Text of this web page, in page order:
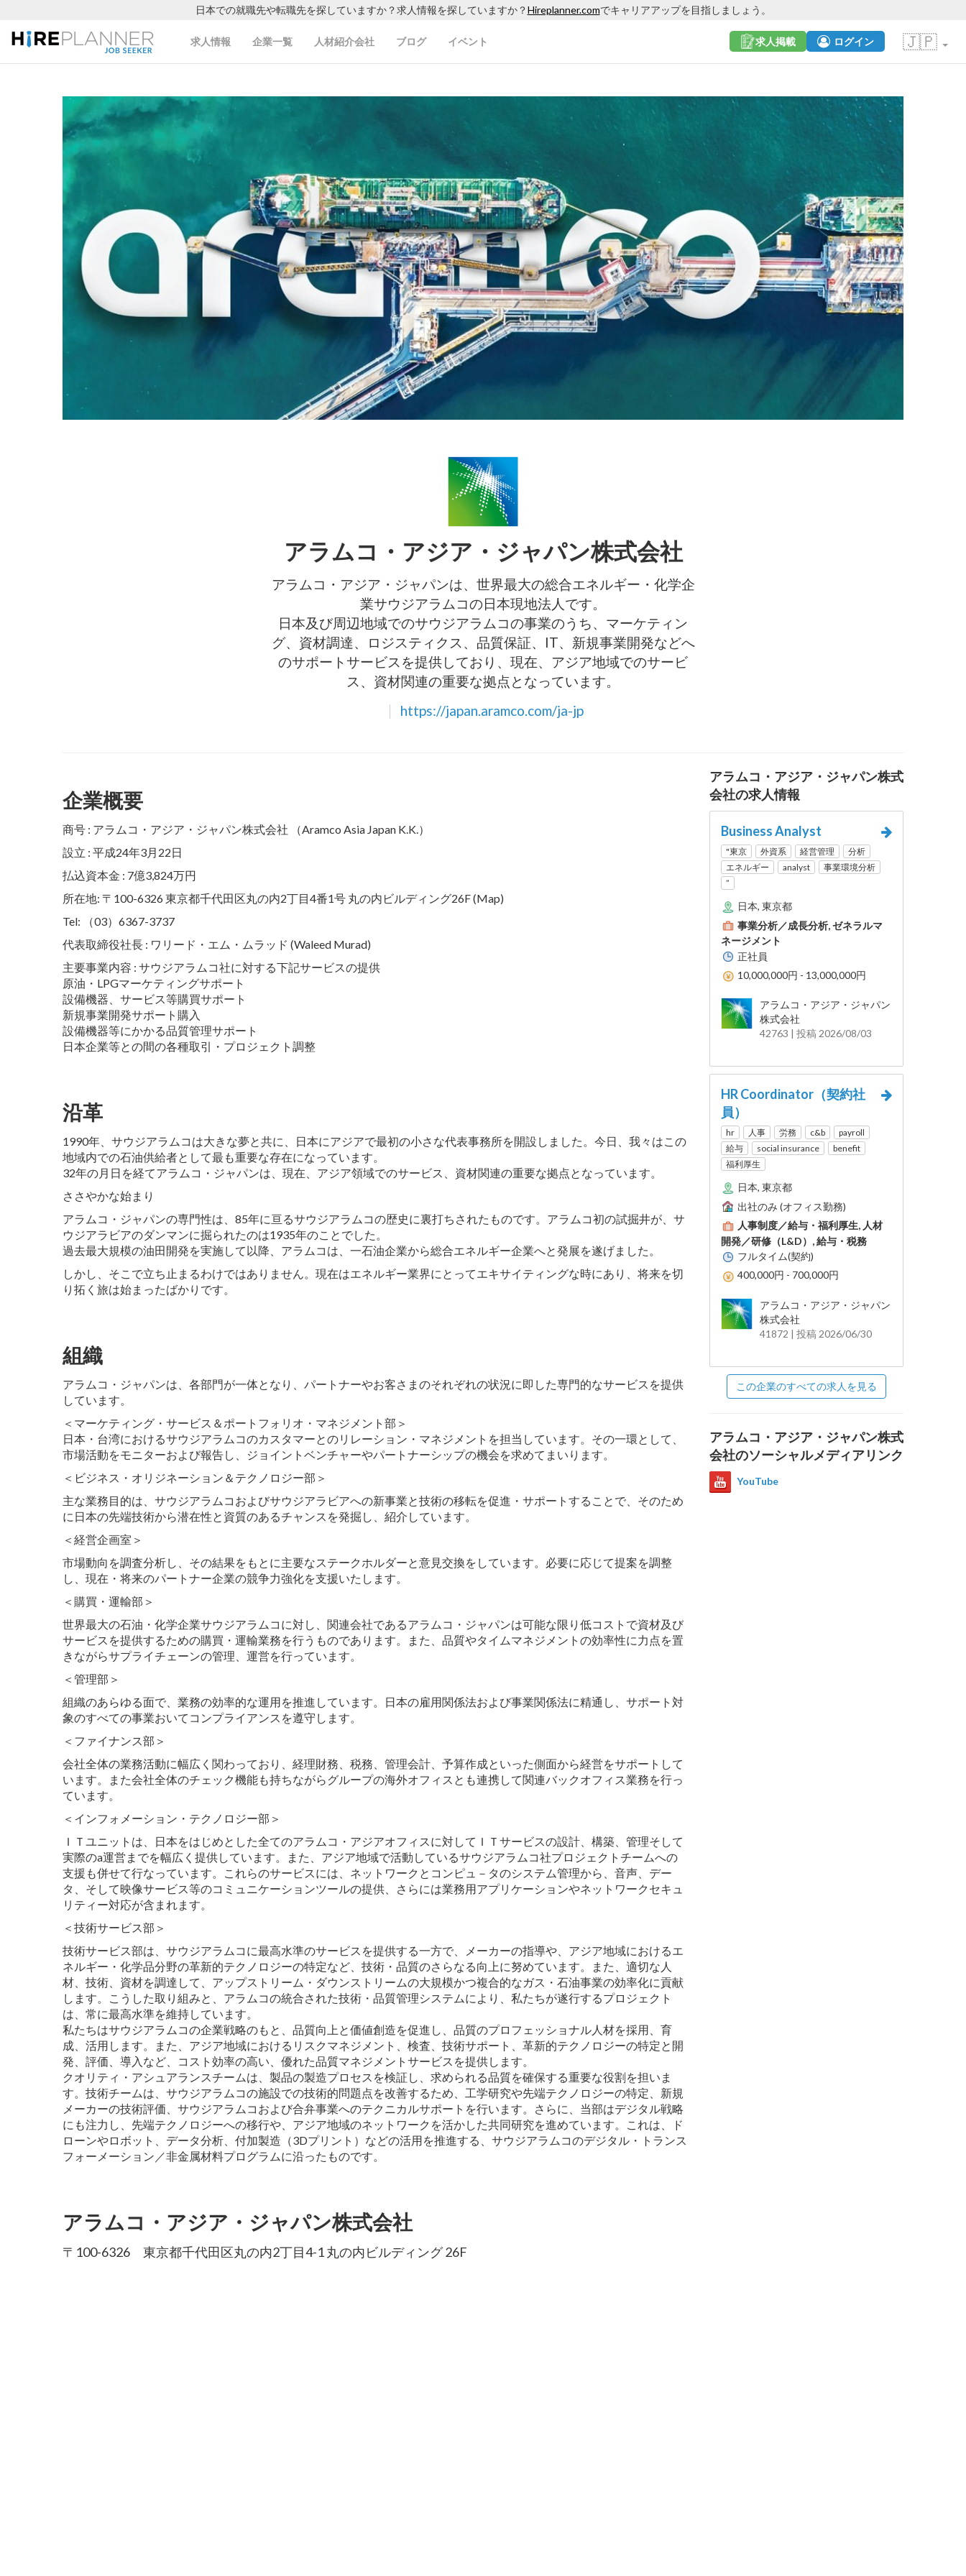
日本での就職先や転職先を探していますか？求人情報を探していますか？Hireplanner.comでキャリアアップを目指しましょう。
求人情報 企業一覧 人材紹介会社 ブログ イベント 🇯🇵
求人掲載 ログイン
アラムコ・アジア・ジャパン株式会社
アラムコ・アジア・ジャパンは、世界最大の総合エネルギー・化学企
業サウジアラムコの日本現地法人です。
日本及び周辺地域でのサウジアラムコの事業のうち、マーケティン
グ、資材調達、ロジスティクス、品質保証、IT、新規事業開発などへ
のサポートサービスを提供しており、現在、アジア地域でのサービ
ス、資材関連の重要な拠点となっています。
https://japan.aramco.com/ja-jp
企業概要
商号 : アラムコ・アジア・ジャパン株式会社 （Aramco Asia Japan K.K.）
設立 : 平成24年3月22日
払込資本金 : 7億3,824万円
所在地: 〒100-6326 東京都千代田区丸の内2丁目4番1号 丸の内ビルディング26F (Map)
Tel: （03）6367-3737
代表取締役社長 : ワリード・エム・ムラッド (Waleed Murad)
主要事業内容 : サウジアラムコ社に対する下記サービスの提供
原油・LPGマーケティングサポート
設備機器、サービス等購買サポート
新規事業開発サポート購入
設備機器等にかかる品質管理サポート
日本企業等との間の各種取引・プロジェクト調整
沿革
1990年、サウジアラムコは大きな夢と共に、日本にアジアで最初の小さな代表事務所を開設しました。今日、我々はこの
地域内での石油供給者として最も重要な存在になっています。
32年の月日を経てアラムコ・ジャパンは、現在、アジア領域でのサービス、資材関連の重要な拠点となっています。
ささやかな始まり
アラムコ・ジャパンの専門性は、85年に亘るサウジアラムコの歴史に裏打ちされたものです。アラムコ初の試掘井が、サ
ウジアラビアのダンマンに掘られたのは1935年のことでした。
過去最大規模の油田開発を実施して以降、アラムコは、一石油企業から総合エネルギー企業へと発展を遂げました。
しかし、そこで立ち止まるわけではありません。現在はエネルギー業界にとってエキサイティングな時にあり、将来を切
り拓く旅は始まったばかりです。
組織
アラムコ・ジャパンは、各部門が一体となり、パートナーやお客さまのそれぞれの状況に即した専門的なサービスを提供
しています。
＜マーケティング・サービス＆ポートフォリオ・マネジメント部＞
日本・台湾におけるサウジアラムコのカスタマーとのリレーション・マネジメントを担当しています。その一環として、
市場活動をモニターおよび報告し、ジョイントベンチャーやパートナーシップの機会を求めてまいります。
＜ビジネス・オリジネーション＆テクノロジー部＞
主な業務目的は、サウジアラムコおよびサウジアラビアへの新事業と技術の移転を促進・サポートすることで、そのため
に日本の先端技術から潜在性と資質のあるチャンスを発掘し、紹介しています。
＜経営企画室＞
市場動向を調査分析し、その結果をもとに主要なステークホルダーと意見交換をしています。必要に応じて提案を調整
し、現在・将来のパートナー企業の競争力強化を支援いたします。
＜購買・運輸部＞
世界最大の石油・化学企業サウジアラムコに対し、関連会社であるアラムコ・ジャパンは可能な限り低コストで資材及び
サービスを提供するための購買・運輸業務を行うものであります。また、品質やタイムマネジメントの効率性に力点を置
きながらサプライチェーンの管理、運営を行っています。
＜管理部＞
組織のあらゆる面で、業務の効率的な運用を推進しています。日本の雇用関係法および事業関係法に精通し、サポート対
象のすべての事業おいてコンプライアンスを遵守します。
＜ファイナンス部＞
会社全体の業務活動に幅広く関わっており、経理財務、税務、管理会計、予算作成といった側面から経営をサポートして
います。また会社全体のチェック機能も持ちながらグループの海外オフィスとも連携して関連バックオフィス業務を行っ
ています。
＜インフォメーション・テクノロジー部＞
ＩＴユニットは、日本をはじめとした全てのアラムコ・アジアオフィスに対してＩＴサービスの設計、構築、管理そして
実際のa運営までを幅広く提供しています。また、アジア地域で活動しているサウジアラムコ社プロジェクトチームへの
支援も併せて行なっています。これらのサービスには、ネットワークとコンピュ－タのシステム管理から、音声、デー
タ、そして映像サービス等のコミュニケーションツールの提供、さらには業務用アプリケーションやネットワークセキュ
リティー対応が含まれます。
＜技術サービス部＞
技術サービス部は、サウジアラムコに最高水準のサービスを提供する一方で、メーカーの指導や、アジア地域におけるエ
ネルギー・化学品分野の革新的テクノロジーの特定など、技術・品質のさらなる向上に努めています。また、適切な人
材、技術、資材を調達して、アップストリーム・ダウンストリームの大規模かつ複合的なガス・石油事業の効率化に貢献
します。こうした取り組みと、アラムコの統合された技術・品質管理システムにより、私たちが遂行するプロジェクト
は、常に最高水準を維持しています。
私たちはサウジアラムコの企業戦略のもと、品質向上と価値創造を促進し、品質のプロフェッショナル人材を採用、育
成、活用します。また、アジア地域におけるリスクマネジメント、検査、技術サポート、革新的テクノロジーの特定と開
発、評価、導入など、コスト効率の高い、優れた品質マネジメントサービスを提供します。
クオリティ・アシュアランスチームは、製品の製造プロセスを検証し、求められる品質を確保する重要な役割を担いま
す。技術チームは、サウジアラムコの施設での技術的問題点を改善するため、工学研究や先端テクノロジーの特定、新規
メーカーの技術評価、サウジアラムコおよび合弁事業へのテクニカルサポートを行います。さらに、当部はデジタル戦略
にも注力し、先端テクノロジーへの移行や、アジア地域のネットワークを活かした共同研究を進めています。これは、ド
ローンやロボット、データ分析、付加製造（3Dプリント）などの活用を推進する、サウジアラムコのデジタル・トランス
フォーメーション／非金属材料プログラムに沿ったものです。
アラムコ・アジア・ジャパン株式会社
〒100-6326 東京都千代田区丸の内2丁目4-1 丸の内ビルディング 26F
アラムコ・アジア・ジャパン株式
会社の求人情報
Business Analyst
"東京 外資系 経営管理
分析
エネルギー
analyst
事業環境分析
”
日本, 東京都
事業分析／成長分析, ゼネラルマ
ネージメント
正社員
10,000,000円 - 13,000,000円
アラムコ・アジア・ジャパン
株式会社
42763 | 投稿 2026/08/03
HR Coordinator（契約社
員）
hr 人事 労務 c&b
payroll
給与
social insurance
benefit
福利厚生
日本, 東京都
出社のみ (オフィス勤務)
人事制度／給与・福利厚生, 人材
開発／研修（L&D）, 給与・税務
フルタイム(契約)
400,000円 - 700,000円
アラムコ・アジア・ジャパン
株式会社
41872 | 投稿 2026/06/30
この企業のすべての求人を見る
アラムコ・アジア・ジャパン株式
会社のソーシャルメディアリンク
YouTube